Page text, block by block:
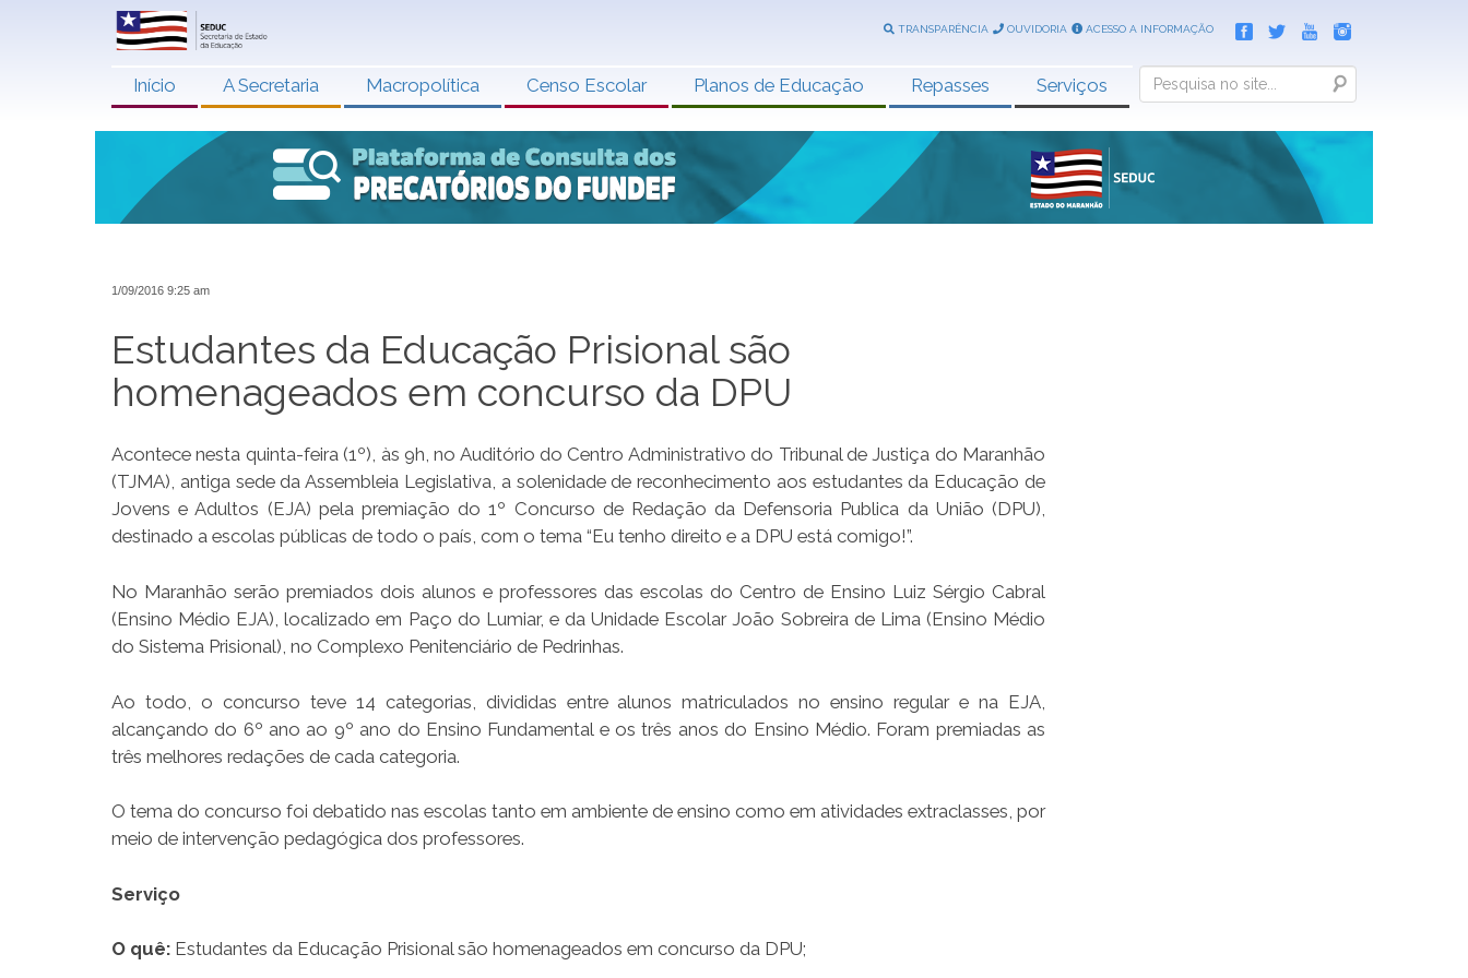
TRANSPARÊNCIA OUVIDORIA ACESSO A INFORMAÇÃO
Início A Secretaria Macropolítica Censo Escolar Planos de Educação Repasses Serviços Search
1/09/2016 9:25 am
Estudantes da Educação Prisional são
homenageados em concurso da DPU
Acontece nesta quinta-feira (1º), às 9h, no Auditório do Centro Administrativo do Tribunal de Justiça do Maranhão
(TJMA), antiga sede da Assembleia Legislativa, a solenidade de reconhecimento aos estudantes da Educação de
Jovens e Adultos (EJA) pela premiação do 1º Concurso de Redação da Defensoria Publica da União (DPU),
destinado a escolas públicas de todo o país, com o tema “Eu tenho direito e a DPU está comigo!”.
No Maranhão serão premiados dois alunos e professores das escolas do Centro de Ensino Luiz Sérgio Cabral
(Ensino Médio EJA), localizado em Paço do Lumiar, e da Unidade Escolar João Sobreira de Lima (Ensino Médio
do Sistema Prisional), no Complexo Penitenciário de Pedrinhas.
Ao todo, o concurso teve 14 categorias, divididas entre alunos matriculados no ensino regular e na EJA,
alcançando do 6º ano ao 9º ano do Ensino Fundamental e os três anos do Ensino Médio. Foram premiadas as
três melhores redações de cada categoria.
O tema do concurso foi debatido nas escolas tanto em ambiente de ensino como em atividades extraclasses, por
meio de intervenção pedagógica dos professores.
Serviço
O quê: Estudantes da Educação Prisional são homenageados em concurso da DPU;